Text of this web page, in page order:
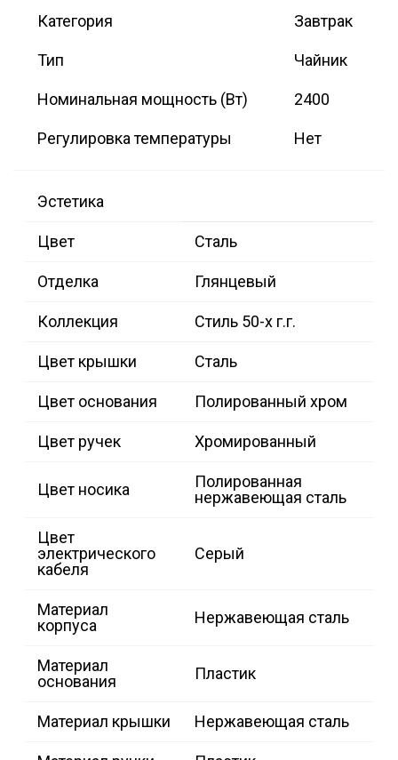
Категория Завтрак
Тип Чайник
Номинальная мощность (Вт) 2400
Регулировка температуры Нет
Эстетика
Цвет Сталь
Отделка Глянцевый
Коллекция Стиль 50-х г.г.
Цвет крышки Сталь
Цвет основания Полированный хром
Цвет ручек Хромированный
Цвет носика
Полированная
нержавеющая сталь
Цвет
электрического
кабеля
Серый
Материал
корпуса
Нержавеющая сталь
Материал
основания
Пластик
Материал крышки Нержавеющая сталь